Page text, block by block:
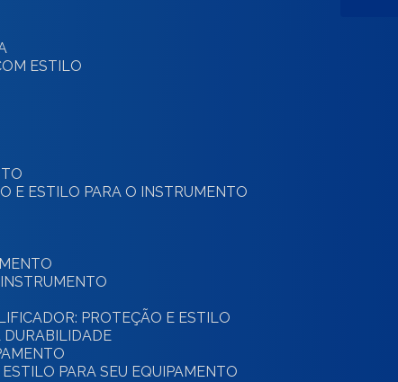
ESTILO
E ESTILO PARA O INSTRUMENTO
PROTEÇÃO E ESTILO
DURABILIDADE
PARA SEU EQUIPAMENTO